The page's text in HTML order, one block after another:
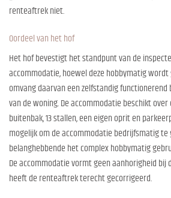
renteaftrek niet.
Oordeel van het hof
Het hof bevestigt het standpunt van de
accommodatie, hoewel deze hobbymatig
omvang daarvan een zelfstandig
van de woning. De accommodatie beschikt
buitenbak, 13 stallen, een eigen oprit en
mogelijk om de accommodatie bedrijfsmatig
belanghebbende het complex hobbymatig
De accommodatie vormt geen aanhorigheid bij
heeft de renteaftrek terecht gecorrigeerd.